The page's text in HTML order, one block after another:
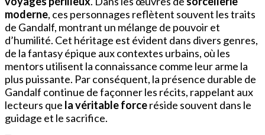
moderne, ces personnages reflètent souvent les traits
de Gandalf, montrant un mélange de pouvoir et
d’humilité. Cet héritage est évident dans divers genres,
de la fantasy épique aux contextes urbains, où les
mentors utilisent la connaissance comme leur arme la
plus puissante. Par conséquent, la présence durable de
Gandalf continue de façonner les récits, rappelant aux
lecteurs que la véritable forceréside souvent dans le
guidage et le sacrifice.